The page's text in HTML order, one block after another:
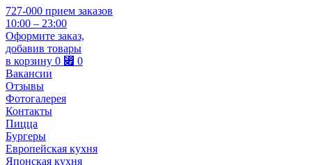
727-000 прием заказов
10:00 – 23:00
Оформите заказ,
добавив товары
в корзину 0 ⃏ 0
Вакансии
Отзывы
Фотогалерея
Контакты
Пицца
Бургеры
Европейская кухня
Японская кухня